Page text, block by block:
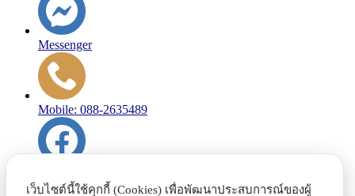
Messenger
Mobile: 088-2635489
เว็บไซต์นี้ใช้คุกกี้ (Cookies) เพื่อพัฒนาประสบการณ์ของผู้